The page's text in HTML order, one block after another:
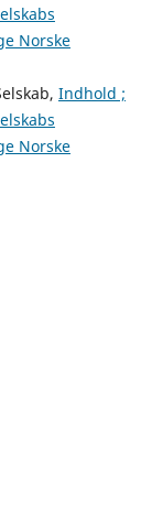
Norske
Indhold ;
Norske